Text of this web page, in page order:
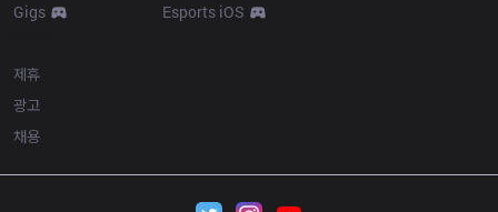
Gigs
Esports iOS
제휴
광고
채용